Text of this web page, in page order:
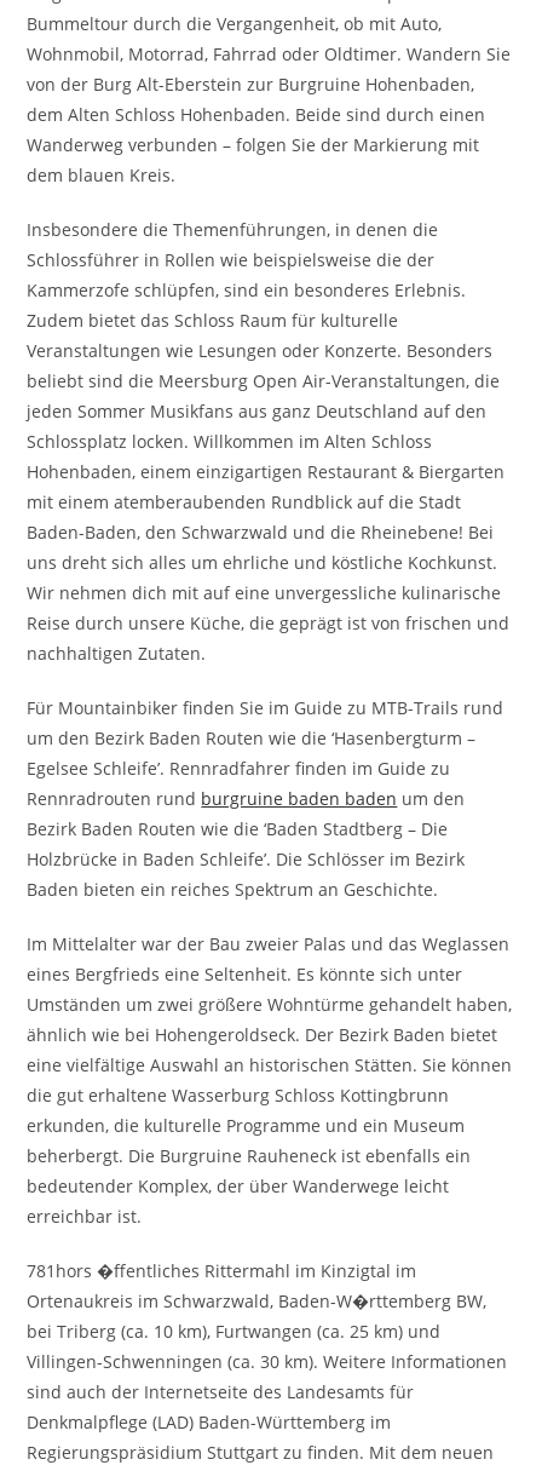
Bummeltour durch die Vergangenheit, ob mit Auto,
Wohnmobil, Motorrad, Fahrrad oder Oldtimer. Wandern Sie
von der Burg Alt-Eberstein zur Burgruine Hohenbaden,
dem Alten Schloss Hohenbaden. Beide sind durch einen
Wanderweg verbunden – folgen Sie der Markierung mit
dem blauen Kreis.
Insbesondere die Themenführungen, in denen die
Schlossführer in Rollen wie beispielsweise die der
Kammerzofe schlüpfen, sind ein besonderes Erlebnis.
Zudem bietet das Schloss Raum für kulturelle
Veranstaltungen wie Lesungen oder Konzerte. Besonders
beliebt sind die Meersburg Open Air-Veranstaltungen, die
jeden Sommer Musikfans aus ganz Deutschland auf den
Schlossplatz locken. Willkommen im Alten Schloss
Hohenbaden, einem einzigartigen Restaurant & Biergarten
mit einem atemberaubenden Rundblick auf die Stadt
Baden-Baden, den Schwarzwald und die Rheinebene! Bei
uns dreht sich alles um ehrliche und köstliche Kochkunst.
Wir nehmen dich mit auf eine unvergessliche kulinarische
Reise durch unsere Küche, die geprägt ist von frischen und
nachhaltigen Zutaten.
Für Mountainbiker finden Sie im Guide zu MTB-Trails rund
um den Bezirk Baden Routen wie die ‘Hasenbergturm –
Egelsee Schleife’. Rennradfahrer finden im Guide zu
Rennradrouten rund burgruine baden baden um den
Bezirk Baden Routen wie die ‘Baden Stadtberg – Die
Holzbrücke in Baden Schleife’. Die Schlösser im Bezirk
Baden bieten ein reiches Spektrum an Geschichte.
Im Mittelalter war der Bau zweier Palas und das Weglassen
eines Bergfrieds eine Seltenheit. Es könnte sich unter
Umständen um zwei größere Wohntürme gehandelt haben,
ähnlich wie bei Hohengeroldseck. Der Bezirk Baden bietet
eine vielfältige Auswahl an historischen Stätten. Sie können
die gut erhaltene Wasserburg Schloss Kottingbrunn
erkunden, die kulturelle Programme und ein Museum
beherbergt. Die Burgruine Rauheneck ist ebenfalls ein
bedeutender Komplex, der über Wanderwege leicht
erreichbar ist.
781hors �ffentliches Rittermahl im Kinzigtal im
Ortenaukreis im Schwarzwald, Baden-W�rttemberg BW,
bei Triberg (ca. 10 km), Furtwangen (ca. 25 km) und
Villingen-Schwenningen (ca. 30 km). Weitere Informationen
sind auch der Internetseite des Landesamts für
Denkmalpflege (LAD) Baden-Württemberg im
Regierungspräsidium Stuttgart zu finden. Mit dem neuen